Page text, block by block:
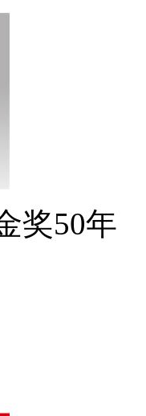
奖50年